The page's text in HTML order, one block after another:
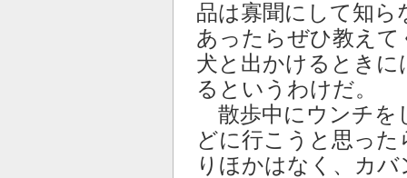
品は寡聞にして知ら
あったらぜひ教え
犬と出かけるとき
るというわけだ。
散歩中にウンチを
どに行こうと思っ
りほかはなく、カ